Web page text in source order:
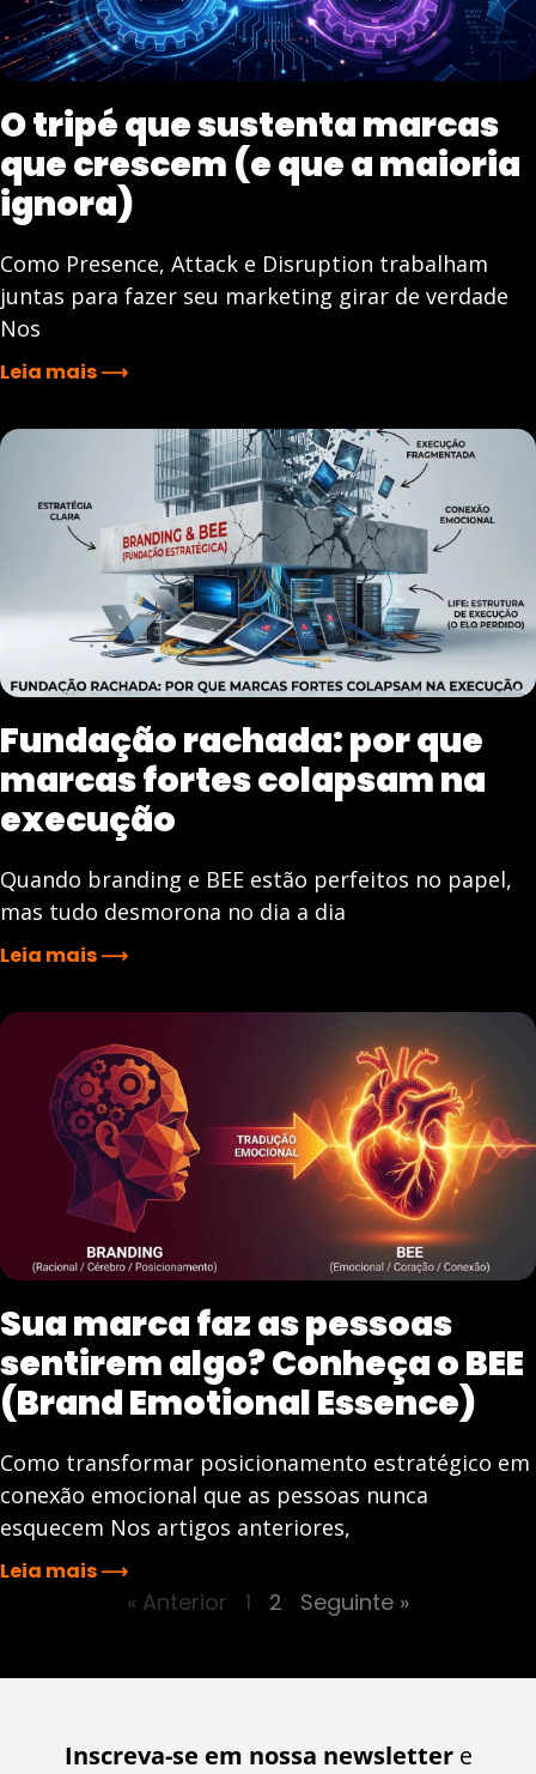
O tripé que sustenta marcas
que crescem (e que a maioria
ignora)
Como Presence, Attack e Disruption trabalham
juntas para fazer seu marketing girar de verdade
Nos
Leia mais ⟶
Fundação rachada: por que
marcas fortes colapsam na
execução
Quando branding e BEE estão perfeitos no papel,
mas tudo desmorona no dia a dia
Leia mais ⟶
Sua marca faz as pessoas
sentirem algo? Conheça o BEE
(Brand Emotional Essence)
Como transformar posicionamento estratégico em
conexão emocional que as pessoas nunca
esquecem Nos artigos anteriores,
Leia mais ⟶
« Anterior 1 2 Seguinte »
Inscreva-se em nossa newslettere